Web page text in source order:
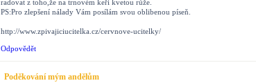
radovat z toho,že na trnovém keři kvetou růže.
PS:Pro zlepšení nálady Vám posílám svou oblibenou píseň.
http://www.zpivajiciucitelka.cz/cervnove-ucitelky/
Odpovědět
Poděkování mým andělům